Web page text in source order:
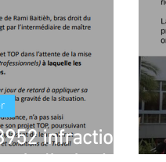
infractions